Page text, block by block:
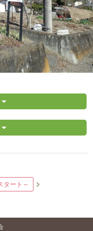
タート～